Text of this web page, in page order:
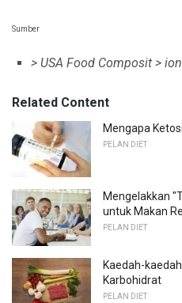
Sumber
> USA Food Composit >
Related Content
Mengapa
PELAN DIET
Mengelakkan
untuk Makan
PELAN DIET
Kaedah-
Karbohidrat
PELAN DIET